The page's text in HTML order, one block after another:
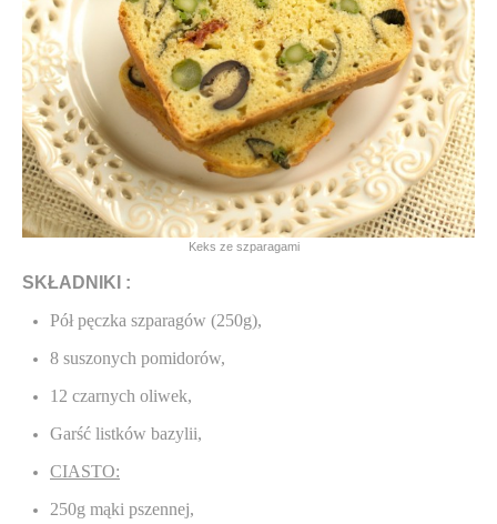
Keks ze szparagami
SKŁADNIKI :
Pół pęczka szparagów (250g),
8 suszonych pomidorów,
12 czarnych oliwek,
Garść listków bazylii,
CIASTO:
250g mąki pszennej,